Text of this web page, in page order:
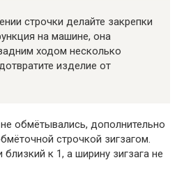
строчки делайте закрепки
на машине, она
ходом несколько
изделие от
обмётывались, дополнительно
строчкой зигзагом.
к 1, а ширину зигзага не